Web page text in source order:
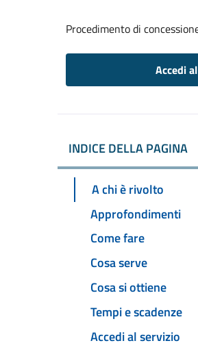
Procedimento di
Accedi
INDICE DELLA PAGINA
A chi è rivolto
Approfondimenti
Come fare
Cosa serve
Cosa si ottiene
Tempi e scadenze
Accedi al servizio